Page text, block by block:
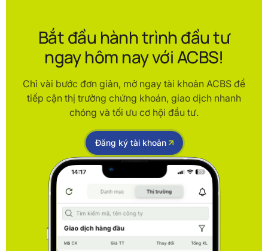
Bắt đầu hành trình đầu tư
ngay hôm nay với ACBS!
Chỉ vài bước đơn giản, mở ngay tài khoản ACBS để
tiếp cận thị trường chứng khoán, giao dịch nhanh
chóng và tối ưu cơ hội đầu tư.
Đăng ký tài khoản